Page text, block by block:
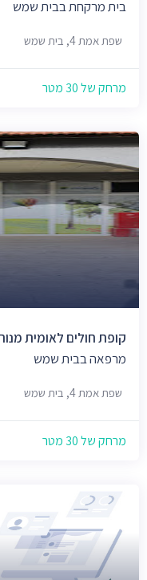
בית מרקחת בבית שמש
שפת אמת 4, בית שמש
מרחק של 30 מטר
קופת חולים לאומית
מרפאה בבית שמש
שפת אמת 4, בית שמש
מרחק של 30 מטר